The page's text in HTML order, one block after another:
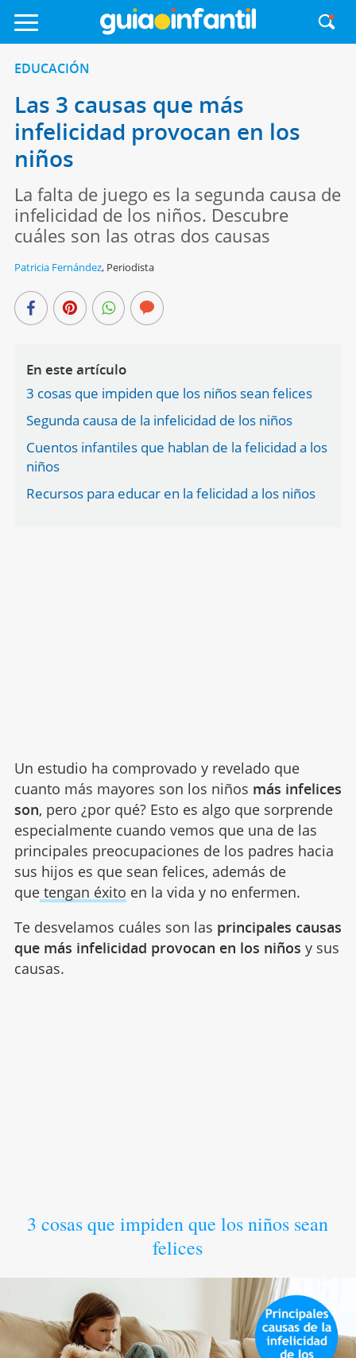
EDUCACIÓN
Las 3 causas que más
infelicidad provocan en los
niños
La falta de juego es la segunda causa de
infelicidad de los niños. Descubre
cuáles son las otras dos causas
Patricia Fernández, Periodista
En este artículo
3 cosas que impiden que los niños sean felices
Segunda causa de la infelicidad de los niños
Cuentos infantiles que hablan de la felicidad a los
niños
Recursos para educar en la felicidad a los niños
Un estudio ha comprovado y revelado que
cuanto más mayores son los niños más infelices
son, pero ¿por qué? Esto es algo que sorprende
especialmente cuando vemos que una de las
principales preocupaciones de los padres hacia
sus hijos es que sean felices, además de
quetengan éxito en la vida y no enfermen.
Te desvelamos cuáles son las principales causas
que más infelicidad provocan en los niños y sus
causas.
3 cosas que impiden que los niños sean
felices